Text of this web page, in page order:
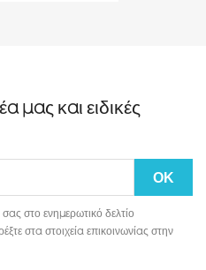
μας και ειδικές
στο ενημερωτικό δελτίο
στα στοιχεία επικοινωνίας στην